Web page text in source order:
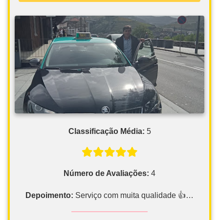
Classificação Média: 5
Número de Avaliações: 4
Depoimento: Serviço com muita qualidade 👍…